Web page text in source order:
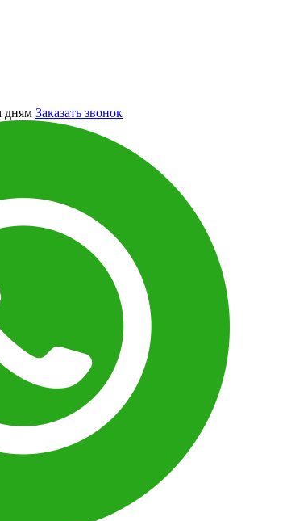
дням Заказать звонок